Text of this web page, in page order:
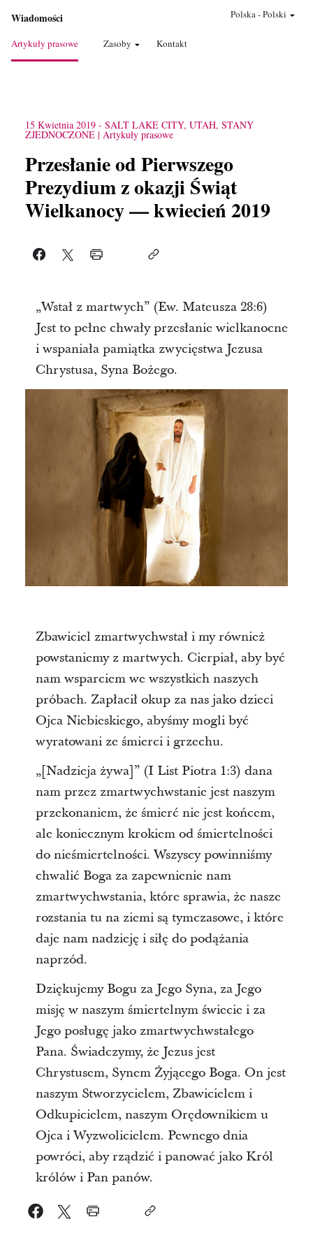
Wiadomości
Artykuły prasowe Zasoby Kontakt
Polska-Polski
15 Kwietnia 2019 - SALT LAKE CITY, UTAH, STANY
ZJEDNOCZONE Artykuły prasowe
Przesłanie od Pierwszego
Prezydium z okazji Świąt
Wielkanocy — kwiecień 2019
„Wstał z martwych” (Ew. Mateusza 28:6)
Jest to pełne chwały przesłanie wielkanocne
i wspaniała pamiątka zwycięstwa Jezusa
Chrystusa, Syna Bożego.
Zbawiciel zmartwychwstał i my również
powstaniemy z martwych. Cierpiał, aby być
nam wsparciem we wszystkich naszych
próbach. Zapłacił okup za nas jako dzieci
Ojca Niebieskiego, abyśmy mogli być
wyratowani ze śmierci i grzechu.
„[Nadzieja żywa]” (I List Piotra 1:3) dana
nam przez zmartwychwstanie jest naszym
przekonaniem, że śmierć nie jest końcem,
ale koniecznym krokiem od śmiertelności
do nieśmiertelności. Wszyscy powinniśmy
chwalić Boga za zapewnienie nam
zmartwychwstania, które sprawia, że nasze
rozstania tu na ziemi są tymczasowe, i które
daje nam nadzieję i siłę do podążania
naprzód.
Dziękujemy Bogu za Jego Syna, za Jego
misję w naszym śmiertelnym świecie i za
Jego posługę jako zmartwychwstałego
Pana. Świadczymy, że Jezus jest
Chrystusem, Synem Żyjącego Boga. On jest
naszym Stworzycielem, Zbawicielem i
Odkupicielem, naszym Orędownikiem u
Ojca i Wyzwolicielem. Pewnego dnia
powróci, aby rządzić i panować jako Król
królów i Pan panów.